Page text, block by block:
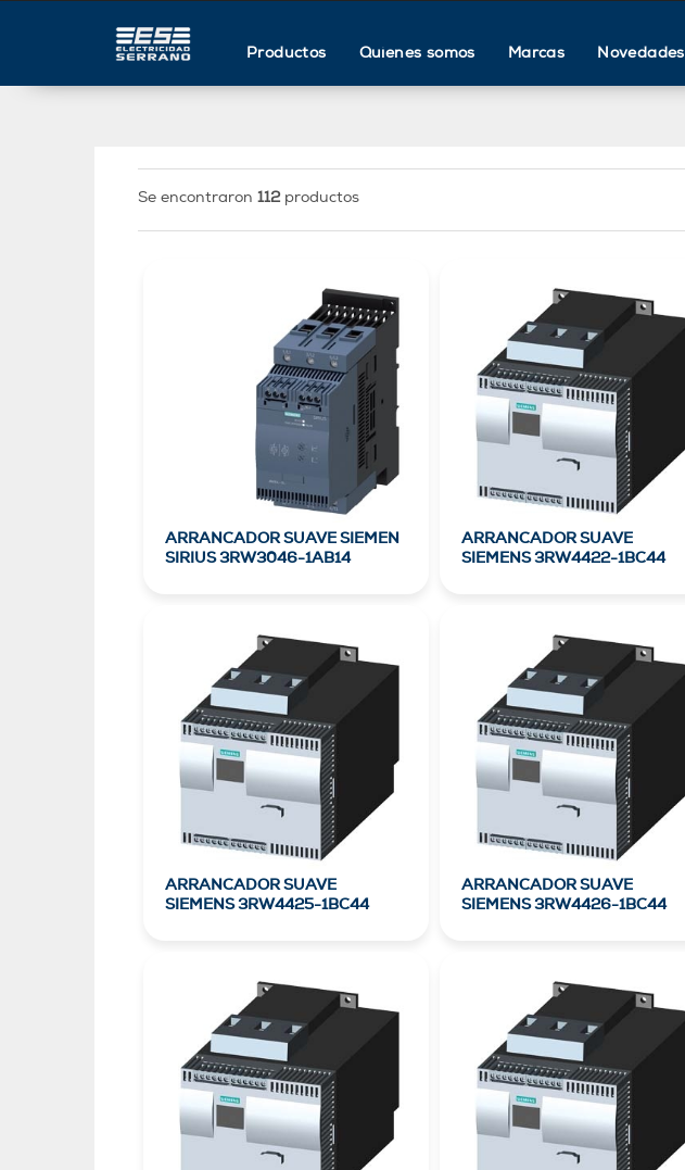
Productos Quienes somos Marcas Novedades
Se encontraron 112 productos
ARRANCADOR SUAVE SIEMEN
SIRIUS 3RW3046-1AB14
ARRANCADOR SUAVE
SIEMENS 3RW4422-1BC44
ARRANCADOR SUAVE
SIEMENS 3RW4425-1BC44
ARRANCADOR SUAVE
SIEMENS 3RW4426-1BC44